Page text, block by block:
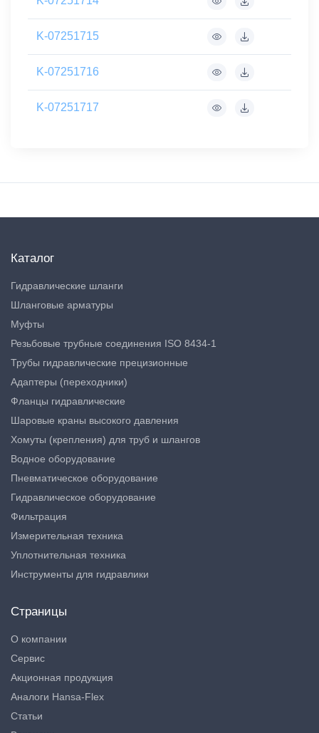
K-07251715
K-07251716
K-07251717
Каталог
Гидравлические шланги
Шланговые арматуры
Муфты
Резьбовые трубные соединения ISO 8434-1
Трубы гидравлические прецизионные
Адаптеры (переходники)
Фланцы гидравлические
Шаровые краны высокого давления
Хомуты (крепления) для труб и шлангов
Водное оборудование
Пневматическое оборудование
Гидравлическое оборудование
Фильтрация
Измерительная техника
Уплотнительная техника
Инструменты для гидравлики
Страницы
О компании
Сервис
Акционная продукция
Аналоги Hansa-Flex
Статьи